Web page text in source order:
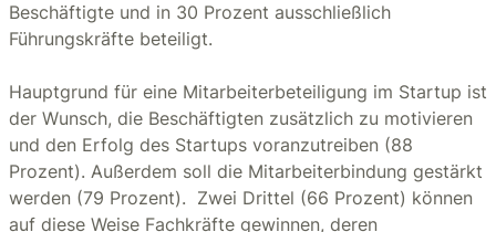
Beschäftigte und in 30 Prozent ausschließlich
Führungskräfte beteiligt.
Hauptgrund für eine Mitarbeiterbeteiligung im Startup ist
der Wunsch, die Beschäftigten zusätzlich zu motivieren
und den Erfolg des Startups voranzutreiben (88
Prozent). Außerdem soll die Mitarbeiterbindung gestärkt
werden (79 Prozent). Zwei Drittel (66 Prozent) können
auf diese Weise Fachkräfte gewinnen, deren